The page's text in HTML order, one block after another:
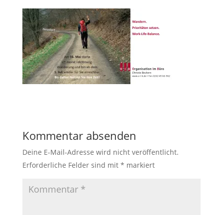
Kommentar absenden
Deine E-Mail-Adresse wird nicht veröffentlicht.
Erforderliche Felder sind mit * markiert